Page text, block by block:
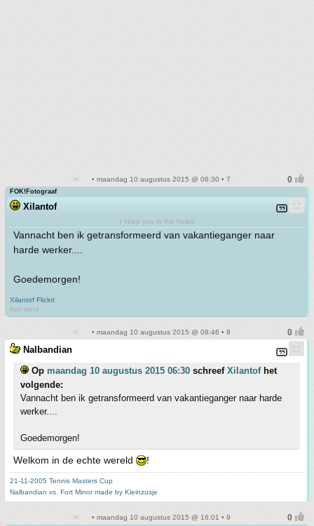
• maandag 10 augustus 2015 @ 06:30 • 7
FOK!Fotograaf
Xilantof
I keep you in the holes
Vannacht ben ik getransformeerd van vakantieganger naar
harde werker....
Goedemorgen!
Xilantof Flickrt
foto-nerd
• maandag 10 augustus 2015 @ 08:46 • 8
Nalbandian
Op maandag 10 augustus 2015 06:30 schreef Xilantofhet
volgende:
Vannacht ben ik getransformeerd van vakantieganger naar harde
werker....
Goedemorgen!
Welkom in de echte wereld !
21-11-2005 Tennis Masters Cup
Nalbandian vs. Fort Minor made by Kleinzusje
• maandag 10 augustus 2015 @ 16:01 • 9